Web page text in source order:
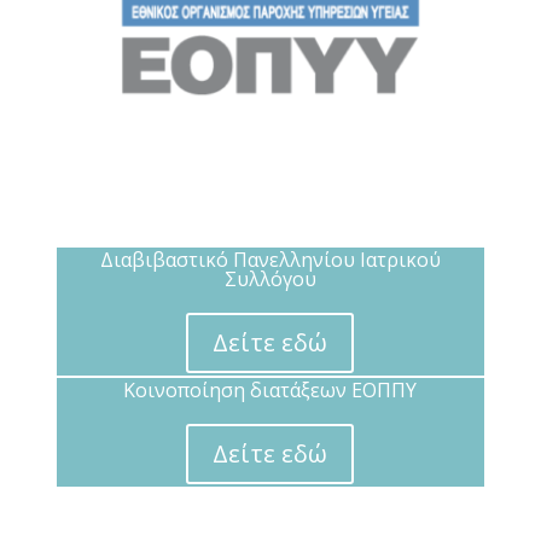
Διαβιβαστικό Πανελληνίου Ιατρικού
Συλλόγου
Δείτε εδώ
Κοινοποίηση διατάξεων ΕΟΠΠΥ
Δείτε εδώ